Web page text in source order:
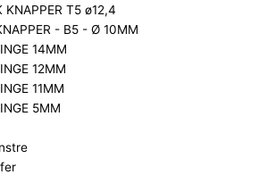
KNAPPER T5 ø12,4
- B5 - Ø 10MM
14MM
12MM
11MM
5MM